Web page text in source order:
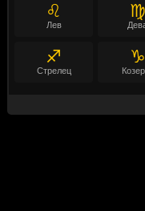
♌
Лев
♍
♐
Стрелец
♑